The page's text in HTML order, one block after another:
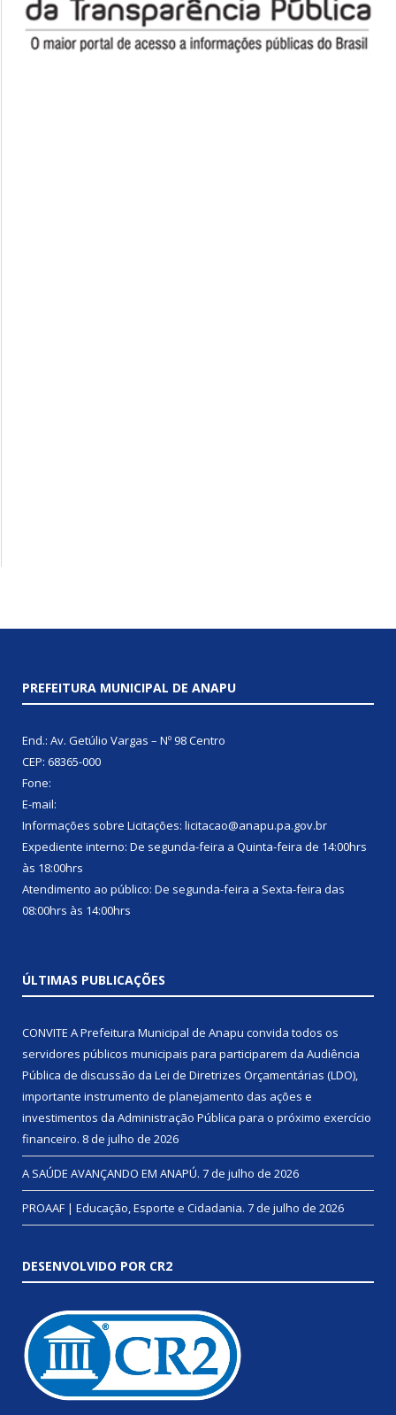
PREFEITURA MUNICIPAL DE ANAPU
End.: Av. Getúlio Vargas – Nº 98 Centro
CEP: 68365-000
Fone:
E-mail:
Informações sobre Licitações: licitacao@anapu.pa.gov.br
Expediente interno: De segunda-feira a Quinta-feira de 14:00hrs
às 18:00hrs
Atendimento ao público: De segunda-feira a Sexta-feira das
08:00hrs às 14:00hrs
ÚLTIMAS PUBLICAÇÕES
CONVITE A Prefeitura Municipal de Anapu convida todos os
servidores públicos municipais para participarem da Audiência
Pública de discussão da Lei de Diretrizes Orçamentárias (LDO),
importante instrumento de planejamento das ações e
investimentos da Administração Pública para o próximo exercício
financeiro. 8 de julho de 2026
A SAÚDE AVANÇANDO EM ANAPÚ. 7 de julho de 2026
PROAAF | Educação, Esporte e Cidadania. 7 de julho de 2026
DESENVOLVIDO POR CR2